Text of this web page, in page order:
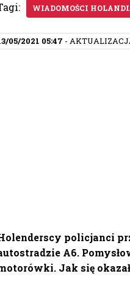
WIADOMOŚCI
05/2021 05:47 -
policjanci
A6.
Jak się